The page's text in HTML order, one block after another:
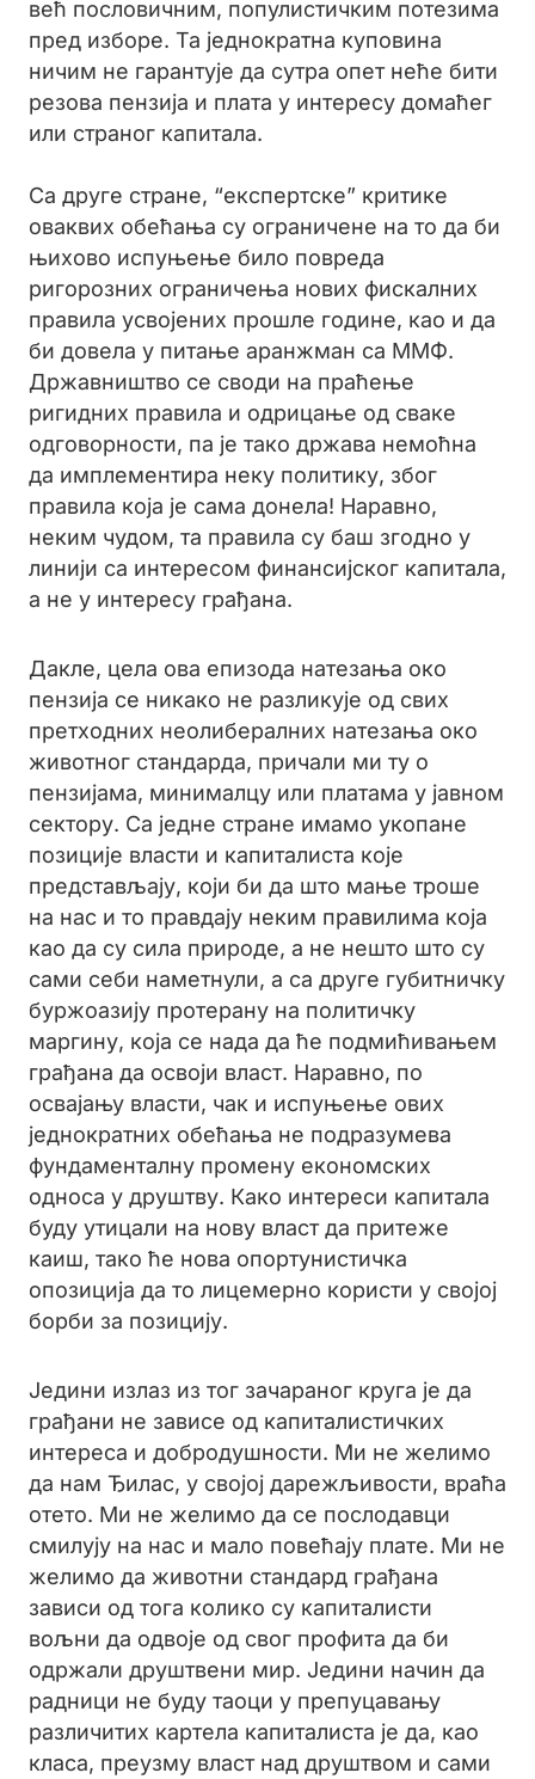
већ пословичним, популистичким потезима
пред изборе. Та једнократна куповина
ничим не гарантује да сутра опет неће бити
резова пензија и плата у интересу домаћег
или страног капитала.
Са друге стране, “експертске” критике
оваквих обећања су ограничене на то да би
њихово испуњење било повреда
ригорозних ограничења нових фискалних
правила усвојених прошле године, као и да
би довела у питање аранжман са ММФ.
Државништво се своди на праћење
ригидних правила и одрицање од сваке
одговорности, па је тако држава немоћна
да имплементира неку политику, због
правила која је сама донела! Наравно,
неким чудом, та правила су баш згодно у
линији са интересом финансијског капитала,
а не у интересу грађана.
Дакле, цела ова епизода натезања око
пензија се никако не разликује од свих
претходних неолибералних натезања око
животног стандарда, причали ми ту о
пензијама, минималцу или платама у јавном
сектору. Са једне стране имамо укопане
позиције власти и капиталиста које
представљају, који би да што мање троше
на нас и то правдају неким правилима која
као да су сила природе, а не нешто што су
сами себи наметнули, а са друге губитничку
буржоазију протерану на политичку
маргину, која се нада да ће подмићивањем
грађана да освоји власт. Наравно, по
освајању власти, чак и испуњење ових
једнократних обећања не подразумева
фундаменталну промену економских
односа у друштву. Како интереси капитала
буду утицали на нову власт да притеже
каиш, тако ће нова опортунистичка
опозиција да то лицемерно користи у својој
борби за позицију.
Једини излаз из тог зачараног круга је да
грађани не зависе од капиталистичких
интереса и добродушности. Ми не желимо
да нам Ђилас, у својој дарежљивости, враћа
отето. Ми не желимо да се послодавци
смилују на нас и мало повећају плате. Ми не
желимо да животни стандард грађана
зависи од тога колико су капиталисти
вољни да одвоје од свог профита да би
одржали друштвени мир. Једини начин да
радници не буду таоци у препуцавању
различитих картела капиталиста је да, као
класа, преузму власт над друштвом и сами